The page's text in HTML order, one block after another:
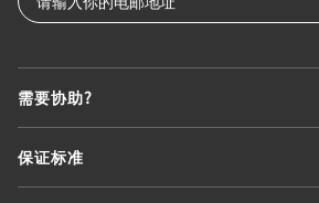
需要协助?
保证标准